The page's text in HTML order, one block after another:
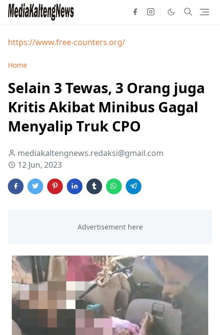
https://www.free-counters.org/
Home
Selain 3 Tewas, 3 Orang juga
Kritis Akibat Minibus Gagal
Menyalip Truk CPO
mediakaltengnews.redaksi@gmail.com
12 Jun, 2023